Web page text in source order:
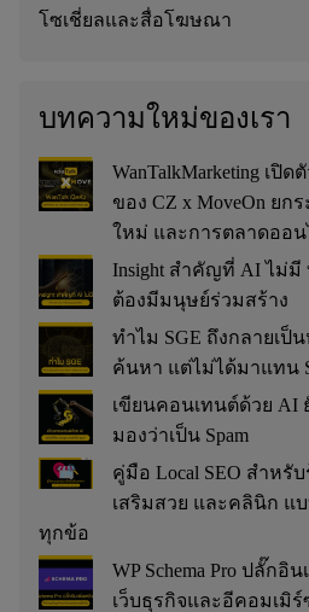
โซเชี่ยลและสื่อโฆษณา
บทความใหม่ของเรา
WanTalkMarketing เปิ
ของ CZ x MoveOn ยก
ใหม่ และการตลาดออ
Insight สำคัญที่ AI ไม่
ต้องมีมนุษย์ร่วมสร้าง
ทำไม SGE ถึงกลายเป็
ค้นหา แต่ไม่ได้มาแทน
เขียนคอนเทนต์ด้วย AI
มองว่าเป็น Spam
คู่มือ Local SEO สำหรั
เสริมสวย และคลินิก แบ
ทุกข้อ
WP Schema Pro ปลั๊กอิ
เว็บธุรกิจและอีคอมเมิ